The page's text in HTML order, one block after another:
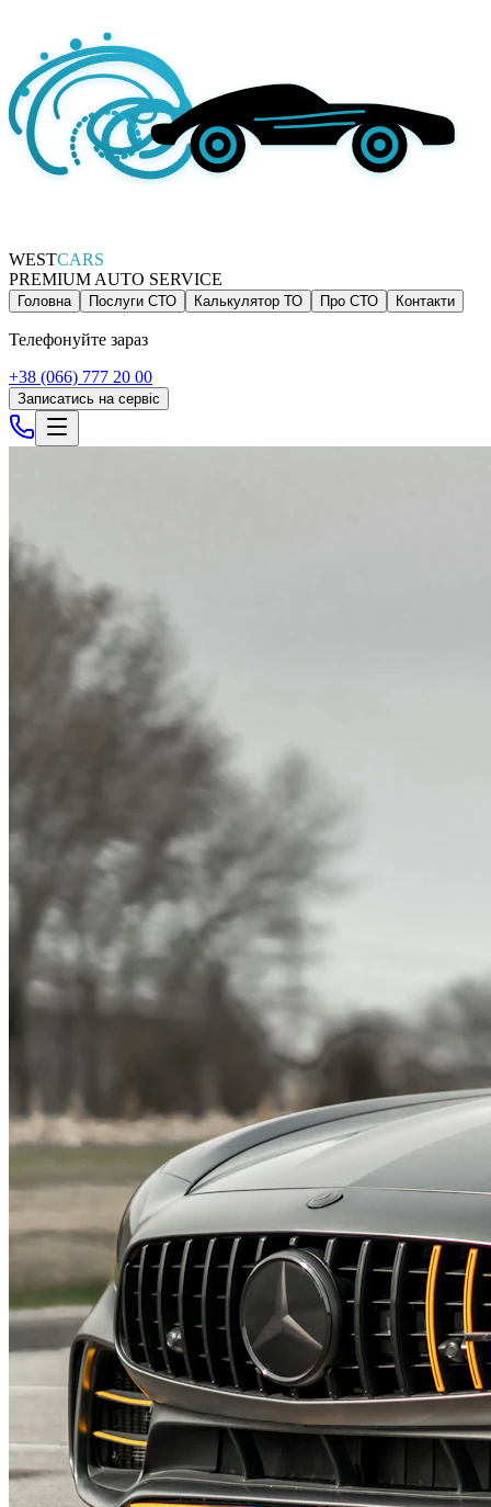
WESTCARS
PREMIUM AUTO SERVICE
Головна Послуги СТО Калькулятор ТО Про СТО Контакти
Телефонуйте зараз
+38 (066) 777 20 00
Записатись на сервіс